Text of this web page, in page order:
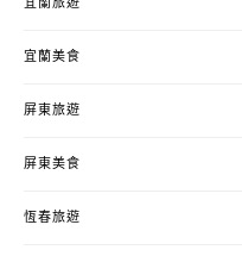
宜蘭旅遊
宜蘭美食
屏東旅遊
屏東美食
恆春旅遊